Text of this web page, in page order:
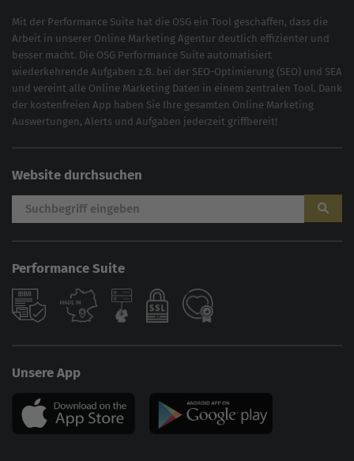
Mit der Performance Suite hat die OSG ein Tool geschaffen, dass die
Arbeit in unserer Online Marketing Agentur deutlich effizienter und
besser macht. Die OSG Performance Suite automatisiert
wiederkehrende Aufgaben z.B. bei der SEO-Optimierung (SEO) und SEA
und vereint alle Online Marketing Daten in einem zentralen Tool. Dank
der kostenfreien App haben Sie Ihre gesamten Online Marketing
Auswertungen, Alerts und Aufgaben jederzeit griffbereit!
Website durchsuchen
Performance Suite
Unsere App